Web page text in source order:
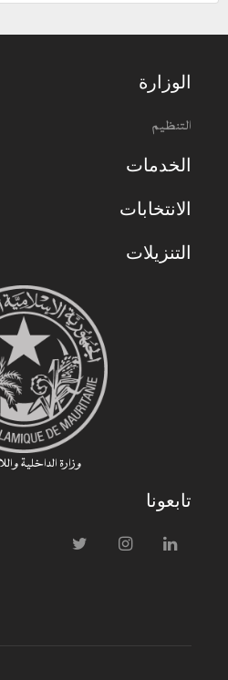
الوزارة
التنظيم
الخدمات
الانتخابات
التنزيلات
وزارة الداخلية
تابعونا